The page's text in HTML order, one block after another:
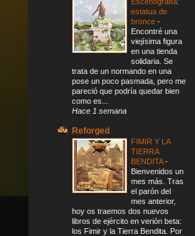
estatua de
bronce -
Encontré una
viejísima figura
en una tienda
solidaria. Se
trata de un normando en una
pose un poco pasmada, pero me
pareció que podría quedar bien
como es...
Hace 1 semana
Reforged
FIMIR Y LA
TIERRA
BENDITA-
Bienvenidos un
mes más. Tras
el parón del
mes anterior,
hoy os traemos dos nuevos
libros de ejército en verión beta:
los Fimir y la Tierra Bendita. Por